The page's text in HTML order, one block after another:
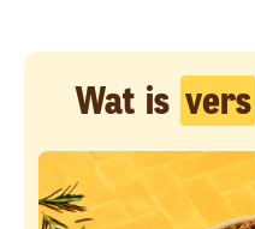
Wat is vers